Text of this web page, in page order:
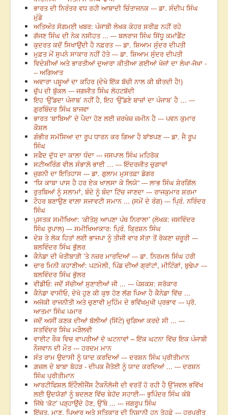
ਭਾਰਤ ਦੀ ਨਿਰੰਤਰ ਵਧ ਰਹੀ ਆਬਾਦੀ ਚਿੰਤਾਜਨਕ --- ਡਾ. ਸੰਦੀਪ ਸਿੰਘ
ਮੁੰਡੇ
ਅਤਿਅੰਤ ਸੋਗਮਈ ਖਬਰ: ਪੰਜਾਬੀ ਲੇਖਕ ਕੇਹਰ ਸ਼ਰੀਫ਼ ਨਹੀਂ ਰਹੇ
ਗੱਜਣ ਸਿੰਘ ਦੀ ਨੇਕ ਨਸੀਹਤ ... --- ਬਲਰਾਜ ਸਿੰਘ ਸਿੱਧੂ ਕਮਾਂਡੈਂਟ
ਕੁਦਰਤ ਕਦੋਂ ਸਿਖਾਉਂਦੀ ਹੈ ਨਫ਼ਰਤ --- ਡਾ. ਸ਼ਿਆਮ ਸੁੰਦਰ ਦੀਪਤੀ
ਮੁਫ਼ਤ ਮੇਂ ਸੁਪਨੇ ਸਾਕਾਰ ਨਹੀਂ ਹੋਤੇ --- ਡਾ. ਸ਼ਿਆਮ ਸੁੰਦਰ ਦੀਪਤੀ
ਵਿਦੇਸ਼ੀਆਂ ਅਤੇ ਭਾਰਤੀਆਂ ਦੁਆਰਾ ਕੀਤੀਆ ਗਈਆਂ ਖੋਜਾਂ ਦਾ ਲੇਖਾ-ਜੋਖਾ -
-- ਅਗਿਆਤ
ਅਵਾਰਾ ਪਸ਼ੂਆਂ ਦਾ ਕਹਿਰ (ਦੇਖੋ ਇੱਕ ਬੱਚੀ ਨਾਲ ਕੀ ਬੀਤਦੀ ਹੈ!)
ਚੁੱਪ ਦੀ ਬੁੱਕਲ --- ਜਗਜੀਤ ਸਿੰਘ ਲੋਹਟਬੱਦੀ
ਇਹ ‘ਉੱਡਦਾ ਪੰਜਾਬ’ ਨਹੀਂ ਹੈ, ਇਹ ‘ਉੱਡਣੇ ਬਾਜ਼ਾਂ ਦਾ ਪੰਜਾਬ’ ਹੈ … ---
ਗੁਰਬਿੰਦਰ ਸਿੰਘ ਬਾਜਵਾ
ਭਾਰਤ ‘ਬਾਬਿਆਂ’ ਦੇ ਪੈਦਾ ਹੋਣ ਲਈ ਜ਼ਰਖੇਜ਼ ਜ਼ਮੀਨ ਹੈ --- ਪਵਨ ਕੁਮਾਰ
ਕੌਸ਼ਲ
ਗੰਭੀਰ ਸਮੱਸਿਆ ਦਾ ਰੂਪ ਧਾਰਨ ਕਰ ਗਿਆ ਹੈ ਬਾਂਝਪਣ --- ਡਾ. ਜੈ ਰੂਪ
ਸਿੰਘ
ਸਫੈਦ ਦੁੱਧ ਦਾ ਕਾਲਾ ਧੰਦਾ --- ਜਸਪਾਲ ਸਿੰਘ ਮਹਿਰੋਕ
ਸਟੀਅਰਿੰਗ ਵੀਲ ਸੰਭਾਲ਼ੋ ਭਾਈ … --- ਇੰਦਰਜੀਤ ਚੁਗਾਵਾਂ
ਜੁਗਨੀ ਦਾ ਇਤਿਹਾਸ --- ਡਾ. ਗੁਲਾਮ ਮੁਸਤਫ਼ਾ ਡੋਗਰ
“ਯਿ ਕਾਬਾ ਪਾਸ ਹੈ ਹਰ ਏਕ ਖਾਲਸਾ ਕੇ ਲਿਯੇ” --- ਲਾਭ ਸਿੰਘ ਸ਼ੇਰਗਿੱਲ
ਰੁਤਬਿਆਂ ਨੂੰ ਸਲਾਮਾਂ, ਬੰਦੇ ਨੂੰ ਬੰਦਾ ਟਿੱਚ ਜਾਣਦਾ --- ਰਾਜਕੁਮਾਰ ਸ਼ਰਮਾ
ਟੌਹਰ ਬਣਾਉਣ ਵਾਲ਼ਾ ਸਜਾਵਟੀ ਸਮਾਨ ... (ਸਮੇਂ ਦੇ ਰੰਗ) --- ਪ੍ਰਿੰ. ਨਰਿੰਦਰ
ਸਿੰਘ
ਪੁਸਤਕ ਸਮੀਖਿਆ: ‘ਕੀਤੋਸੁ ਆਪਣਾ ਪੰਥ ਨਿਰਾਲਾ’ (ਲੇਖਕ: ਜਸਵਿੰਦਰ
ਸਿੰਘ ਰੁਪਾਲ) --- ਸਮੀਖਿਆਕਾਰ: ਪ੍ਰਿੰ. ਕ੍ਰਿਸ਼ਨ ਸਿੰਘ
ਦੇਸ਼ ਤੇ ਲੋਕ ਹਿਤਾਂ ਲਈ ਭਾਜਪਾ ਨੂੰ ਤੀਜੀ ਵਾਰ ਸੱਤਾ ਤੋਂ ਰੋਕਣਾ ਜ਼ਰੂਰੀ ---
ਬਲਵਿੰਦਰ ਸਿੰਘ ਭੁੱਲਰ
ਕੈਨੇਡਾ ਦੀ ਖੇਤੀਬਾੜੀ ’ਤੇ ਨਜ਼ਰ ਮਾਰਦਿਆਂ --- ਡਾ. ਨਿਰਮਲ ਸਿੰਘ ਹਰੀ
ਚਾਰ ਮਿਨੀ ਕਹਾਣੀਆਂ: ਪਟਮੇਲੀ, ਪਿੰਡ ਦੀਆਂ ਗ੍ਰਾਂਟਾਂ, ਮੀਟਿੰਗਾਂ, ਬੁਢੇਪਾ ---
ਬਲਵਿੰਦਰ ਸਿੰਘ ਭੁੱਲਰ
ਵੀਡੀਓ: ਜਦੋਂ ਸੱਚੀਆਂ ਸੁਣਾਈਆਂ ਜੀ ... --- ਪੇਸ਼ਕਸ਼: ਸਰੋਕਾਰ
ਕੈਨੇਡਾ ਵਾਸੀਓ, ਦੇਖੋ ਹੁਣ ਕੀ ਕੁਝ ਹੋਣ ਲੱਗ ਪਿਆ ਹੈ ਕੈਨੇਡਾ ਵਿੱਚ ...
ਅਜੋਕੀ ਰਾਜਨੀਤੀ ਅਤੇ ਚੁਣਾਵੀ ਮੁਹਿੰਮ ਦੇ ਭਵਿੱਖਮੁਖੀ ਪ੍ਰਭਾਵ --- ਪ੍ਰੋ.
ਆਤਮਾ ਸਿੰਘ ਪਮਾਰ
ਜਦੋਂ ਅਸੀਂ ਕਣਕ ਦੀਆਂ ਬੱਲੀਆਂ (ਸਿੱਟੇ) ਚੁਗਿਆ ਕਰਦੇ ਸੀ ... ---
ਸਤਵਿੰਦਰ ਸਿੰਘ ਮੜੌਲਵੀ
ਵਾਈਟ ਰੌਕ ਵਿਚ ਵਾਪਰੀਆਂ ਦੋ ਘਟਨਾਵਾਂ – ਇੱਕ ਘਟਨਾ ਵਿੱਚ ਇਕ ਪੰਜਾਬੀ
ਨੌਜਵਾਨ ਦੀ ਮੌਤ --- ਹਰਦਮ ਮਾਨ
ਸੰਤ ਰਾਮ ਉਦਾਸੀ ਨੂੰ ਯਾਦ ਕਰਦਿਆਂ --- ਦਰਸ਼ਨ ਸਿੰਘ ਪ੍ਰੀਤੀਮਾਨ
ਗ਼ਜ਼ਲ ਦੇ ਬਾਬਾ ਬੋਹੜ - ਦੀਪਕ ਜੈਤੋਈ ਨੂੰ ਯਾਦ ਕਰਦਿਆਂ ... --- ਦਰਸ਼ਨ
ਸਿੰਘ ਪ੍ਰੀਤੀਮਾਨ
ਆਰਟੀਫਿਸ਼ਲ ਇੰਟੈਲੀਜੈਂਸ ਟੈਕਨੌਲੋਜੀ ਦੀ ਵਰਤੋਂ ਹੋ ਰਹੀ ਹੈ ਉੱਜਵਲ ਭਵਿੱਖ
ਲਈ ਉਦਯੋਗਾਂ ਨੂੰ ਬਦਲਣ ਵਿੱਚ ਬੇਹੱਦ ਸਹਾਈ--- ਭੁਪਿੰਦਰ ਸਿੰਘ ਕੰਬੋ
ਜਿੱਥੇ ‘ਕੋਟ’ ਪੜ੍ਹਾਉਂਦੇ ਹੋਣ, ਉੱਥੇ ... --- ਜਗਰੂਪ ਸਿੰਘ
ਇੱਜ਼ਤ, ਮਾਣ, ਪਿਆਰ ਅਤੇ ਸਤਿਕਾਰ ਦੀ ਨਿਸ਼ਾਨੀ ਹਨ ਤੋਹਫ਼ੇ --- ਹਰਪ੍ਰੀਤ